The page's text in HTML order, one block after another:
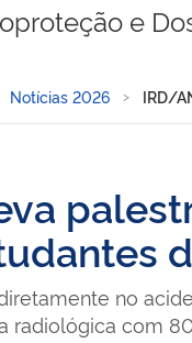
e
Notícias 2026 IRD/
no
radiológica com